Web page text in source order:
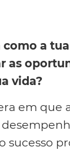
como a
as
vida?
em que
sucesso